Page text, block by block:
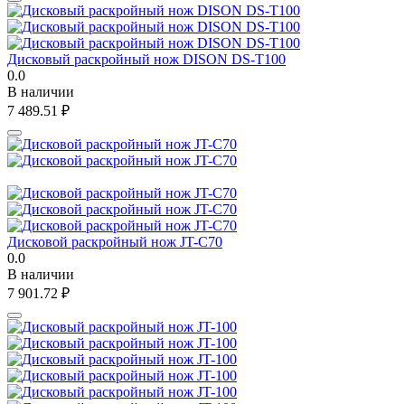
Дисковый раскройный нож DISON DS-T100
0.0
В наличии
7 489.51 ₽
Дисковой раскройный нож JT-C70
0.0
В наличии
7 901.72 ₽